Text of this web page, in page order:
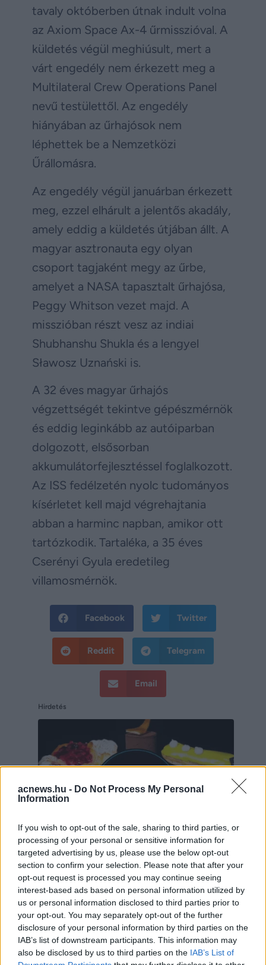
acnews.hu - Do Not Process My Personal
Information
If you wish to opt-out of the sale, sharing to third parties, or
processing of your personal or sensitive information for
targeted advertising by us, please use the below opt-out
section to confirm your selection. Please note that after your
opt-out request is processed you may continue seeing
interest-based ads based on personal information utilized by
us or personal information disclosed to third parties prior to
your opt-out. You may separately opt-out of the further
disclosure of your personal information by third parties on the
IAB’s list of downstream participants. This information may
also be disclosed by us to third parties on the IAB’s List of
tavaly októberben útnak indult volna
az Axiom Space Ax-4 űrmisszióval. A
küldetés végül meghiúsult, mert a
várt engedély nem érkezett meg a
Multilateral Crew Operations Panel
nevű testülettől. Az engedély
hiányában az űrhajósok nem
léphettek be a Nemzetközi
Űrállomásra.
Az engedély végül januárban érkezett
meg, ezzel elhárult a jelentős akadály,
amely eddig a küldetés útjában állt. A
magyar asztronauta egy olyan
csoport tagjaként megy az űrbe,
amelyet a NASA tapasztalt űrhajósa,
Peggy Whitson vezet majd. A
misszióban részt vesz az indiai
Shubhanshu Shukla és a lengyel
Sławosz Uznański is.
A 32 éves magyar űrhajós
végzettségét tekintve gépészmérnök
és eddig leginkább az autóiparban
dolgozott, elsősorban
akkumulátorfejlesztéssel foglalkozott.
Az ISS fedélzetén nyolc tudományos
kísérletet kell majd végrehajtania
abban a harminc napban, amikor ott
tartózkodik. Tartaléka, a 35 éves
Cserényi Gyula eredetileg
villamosmérnök.
Facebook Twitter
Reddit Telegram
Email
Hirdetés
Hirdetés